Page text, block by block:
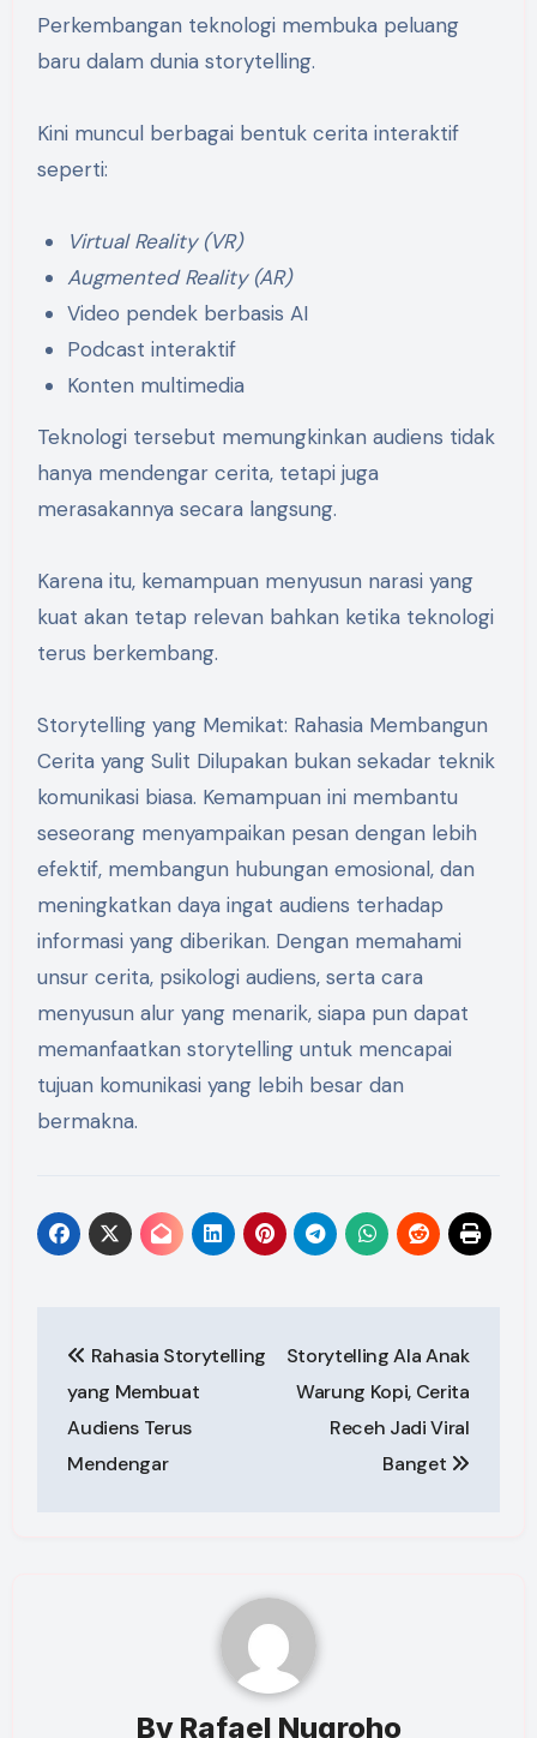
Perkembangan teknologi membuka peluang
baru dalam dunia storytelling.
Kini muncul berbagai bentuk cerita interaktif
seperti:
Virtual Reality (VR)
Augmented Reality (AR)
Video pendek berbasis AI
Podcast interaktif
Konten multimedia
Teknologi tersebut memungkinkan audiens tidak
hanya mendengar cerita, tetapi juga
merasakannya secara langsung.
Karena itu, kemampuan menyusun narasi yang
kuat akan tetap relevan bahkan ketika teknologi
terus berkembang.
Storytelling yang Memikat: Rahasia Membangun
Cerita yang Sulit Dilupakan bukan sekadar teknik
komunikasi biasa. Kemampuan ini membantu
seseorang menyampaikan pesan dengan lebih
efektif, membangun hubungan emosional, dan
meningkatkan daya ingat audiens terhadap
informasi yang diberikan. Dengan memahami
unsur cerita, psikologi audiens, serta cara
menyusun alur yang menarik, siapa pun dapat
memanfaatkan storytelling untuk mencapai
tujuan komunikasi yang lebih besar dan
bermakna.
navigation
Rahasia Storytelling
yang Membuat
Audiens Terus
Mendengar
Storytelling Ala Anak
Warung Kopi, Cerita
Receh Jadi Viral
Banget
By Rafael Nugroho